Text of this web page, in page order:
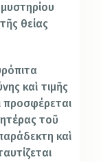
θείας
καὶ τιμῆς
προσφέρεται
τοῦ
καὶ